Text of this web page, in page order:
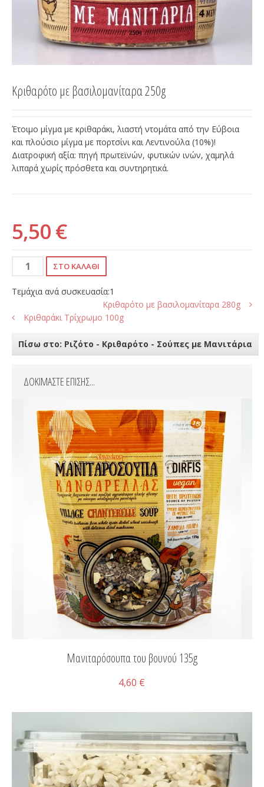
Κριθαρότο με βασιλομανίταρα 250g
Έτοιμο μίγμα με κριθαράκι, λιαστή ντομάτα από την Εύβοια
και πλούσιο μίγμα με πορτσίνι και Λεντινούλα (10%)!
Διατροφική αξία: πηγή πρωτεϊνών, φυτικών ινών, χαμηλά
λιπαρά χωρίς πρόσθετα και συντηρητικά.
5,50 €
Τεμάχια ανά συσκευασία:1
Κριθαρότο με βασιλομανίταρα 280g
Κριθαράκι Τρίχρωμο 100g
Πίσω στο: Ριζότο - Κριθαρότο - Σούπες με Μανιτάρια
ΔΟΚΙΜΑΣΤΕ ΕΠΙΣΗΣ...
Μανιταρόσουπα του βουνού 135g
4,60 €